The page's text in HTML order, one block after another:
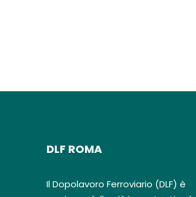
DLF ROMA
Il Dopolavoro Ferroviario (DLF) è